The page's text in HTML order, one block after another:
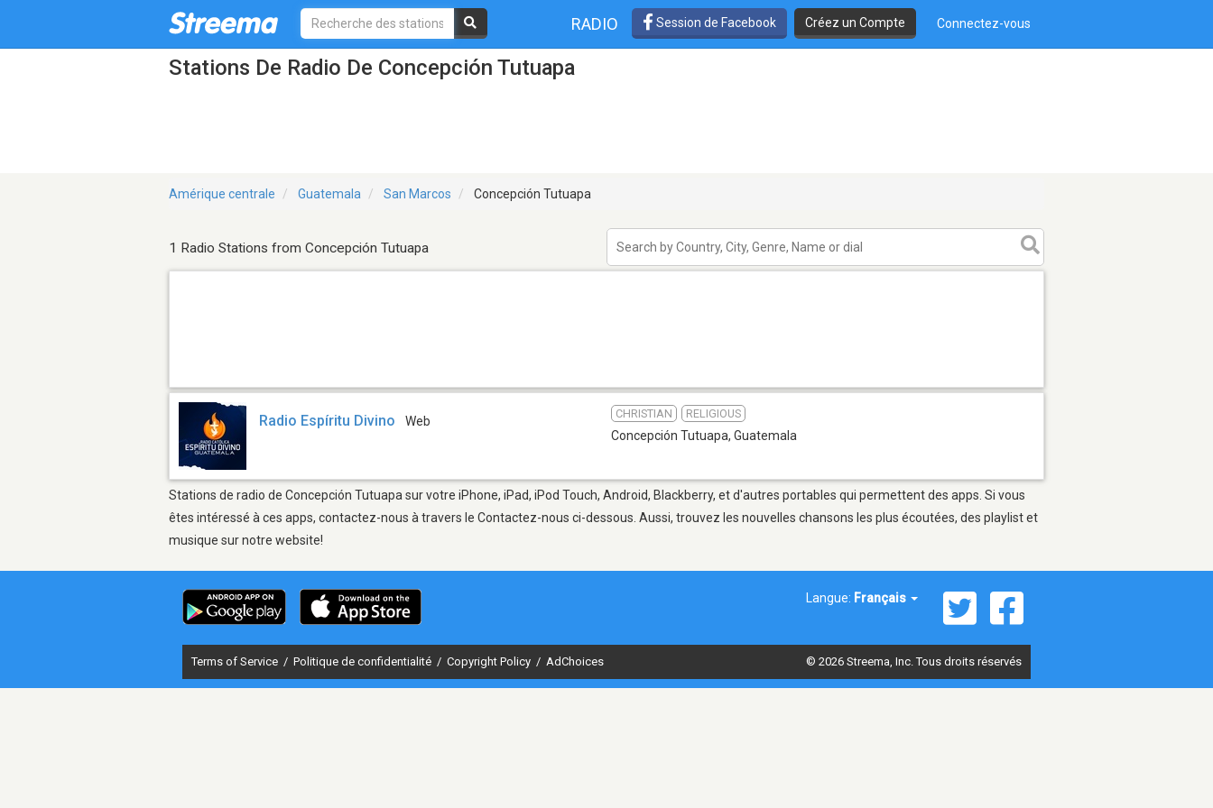
RADIO Session de Facebook Créez un Compte Connectez-vous
Stations De Radio De Concepción Tutuapa
Amérique centrale Guatemala San Marcos Concepción Tutuapa
1 Radio Stations from Concepción Tutuapa
Radio Espíritu Divino Web
CHRISTIAN RELIGIOUS
Concepción Tutuapa, Guatemala
Stations de radio de Concepción Tutuapa sur votre iPhone, iPad, iPod Touch, Android, Blackberry, et d'autres portables qui permettent des apps. Si vous
êtes intéressé à ces apps, contactez-nous à travers le Contactez-nous ci-dessous. Aussi, trouvez les nouvelles chansons les plus écoutées, des playlist et
musique sur notre website!
Langue: Français
Terms of Service / Politique de confidentialité / Copyright Policy / AdChoices © 2026 Streema, Inc. Tous droits réservés